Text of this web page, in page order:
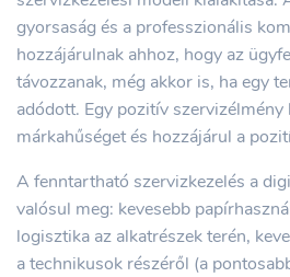
gyorsaság és a professzionális
hozzájárulnak ahhoz, hogy az
távozzanak, még akkor is, ha egy
adódott. Egy pozitív
márkahűséget és hozzájárul a
A fenntartható szervizkezelés a
valósul meg: kevesebb
logisztika az alkatrészek terén,
a technikusok részéről (a